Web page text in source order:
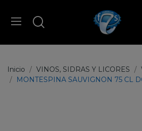
Inicio VINOS, SIDRAS Y LICORES
MONTESPINA SAUVIGNON 75 CL